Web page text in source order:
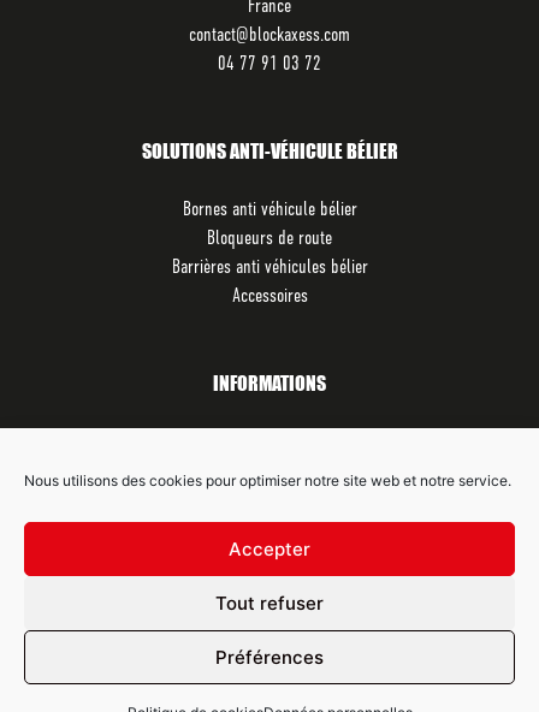
Nous utilisons des cookies pour optimiser notre site web et notre service.
Accepter
Tout refuser
Préférences
France
contact@blockaxess.com
04 77 91 03 72
SOLUTIONS ANTI-VÉHICULE BÉLIER
Bornes anti véhicule bélier
Bloqueurs de route
Barrières anti véhicules bélier
Accessoires
INFORMATIONS
Qui sommes-nous ?
Données personnelles
SUIVEZ-NOUS SUR LES RÉSEAUX SOCIAUX